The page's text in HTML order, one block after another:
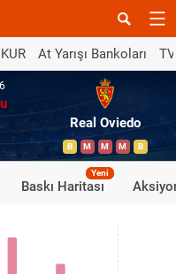
At Yarışı Bankoları
Real Oviedo
B M M M B
Baskı Haritası
Yeni